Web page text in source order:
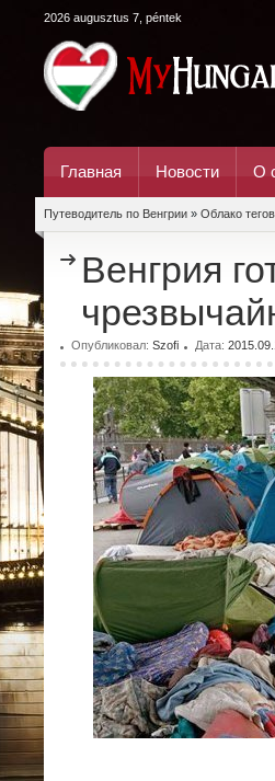
2026 augusztus 7, péntek
Главная Новости О
Путеводитель по Венгрии » Облако тегов
Венгрия
Опубликовал: Szofi Дата: